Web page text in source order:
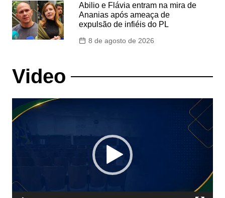
Abilio e Flávia entram na mira de
Ananias após ameaça de
expulsão de infiéis do PL
8 de agosto de 2026
Video
Tocador
de